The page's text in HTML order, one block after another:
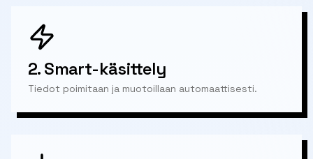
2.Smart-käsittely
Tiedot poimitaan ja muotoillaan automaattisesti.